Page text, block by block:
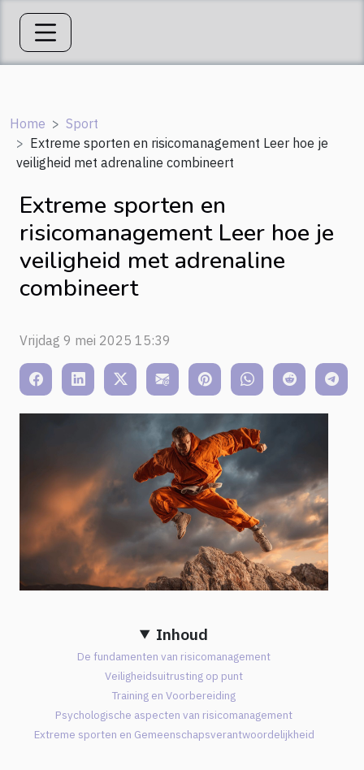
Home
Sport
Extreme sporten en risicomanagement Leer hoe je
veiligheid met adrenaline combineert
Extreme sporten en
risicomanagement Leer hoe je
veiligheid met adrenaline
combineert
Vrijdag 9 mei 2025 15:39
Inhoud
De fundamenten van risicomanagement
Veiligheidsuitrusting op punt
Training en Voorbereiding
Psychologische aspecten van risicomanagement
Extreme sporten en Gemeenschapsverantwoordelijkheid